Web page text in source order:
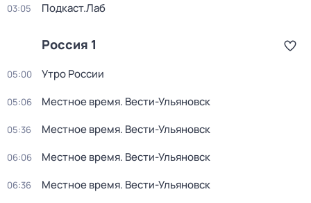
03:05 Подкаст.Лаб
Россия 1
05:00 Утро России
05:06 Местное время. Вести-Ульяновск
05:36 Местное время. Вести-Ульяновск
06:06 Местное время. Вести-Ульяновск
06:36 Местное время. Вести-Ульяновск